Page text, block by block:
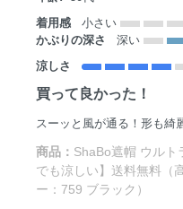
着用感
小さい
かぶりの深さ
深い
涼しさ
買って良かった！
スーッと風が通る！形も綺
商品： ShaBo遮帽 ウルト
でも涼しい】送料無料（
ー：759 ブラック）